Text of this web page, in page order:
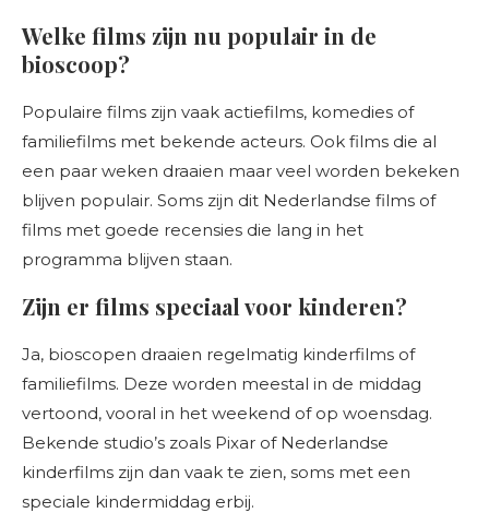
Welke films zijn nu populair in de
bioscoop?
Populaire films zijn vaak actiefilms, komedies of
familiefilms met bekende acteurs. Ook films die al
een paar weken draaien maar veel worden bekeken
blijven populair. Soms zijn dit Nederlandse films of
films met goede recensies die lang in het
programma blijven staan.
Zijn er films speciaal voor kinderen?
Ja, bioscopen draaien regelmatig kinderfilms of
familiefilms. Deze worden meestal in de middag
vertoond, vooral in het weekend of op woensdag.
Bekende studio’s zoals Pixar of Nederlandse
kinderfilms zijn dan vaak te zien, soms met een
speciale kindermiddag erbij.